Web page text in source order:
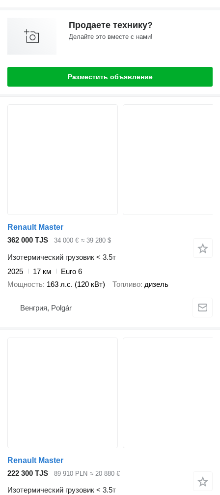
Продаете технику?
Делайте это вместе с нами!
Разместить объявление
Renault Master
362 000 TJS
34 000 € ≈ 39 280 $
Изотермический грузовик < 3.5т
2025
17 км
Euro 6
Мощность 163 л.с. (120 кВт) Топливо дизель
Венгрия, Polgár
Renault Master
222 300 TJS
89 910 PLN ≈ 20 880 €
Изотермический грузовик < 3.5т